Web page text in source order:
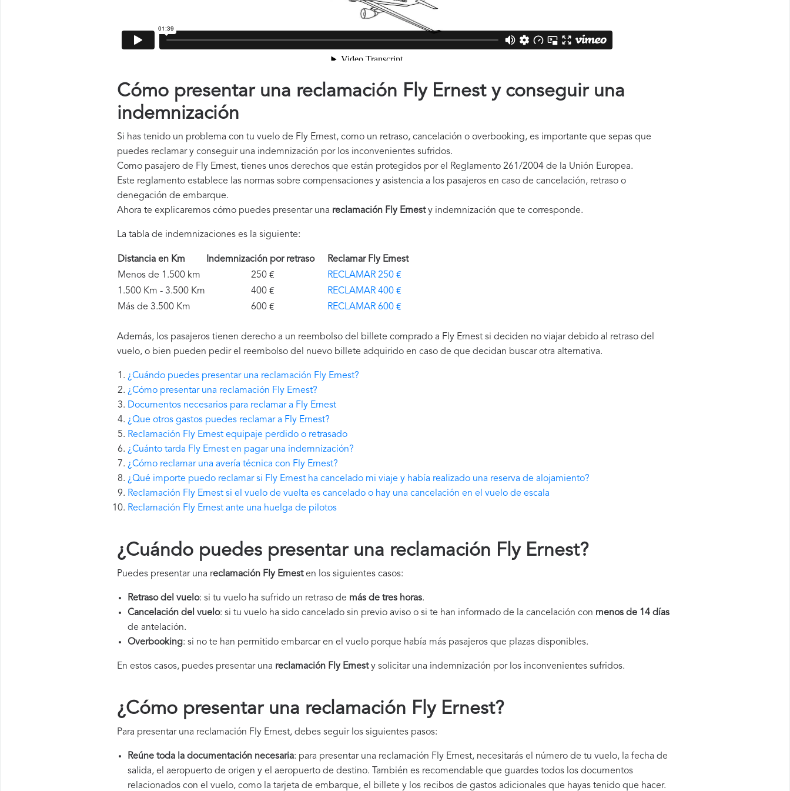
Cómo presentar una reclamación Fly Ernest y conseguir una
indemnización
Si has tenido un problema con tu vuelo de Fly Ernest, como un retraso, cancelación o overbooking, es importante que sepas que
puedes reclamar y conseguir una indemnización por los inconvenientes sufridos.
Como pasajero de Fly Ernest, tienes unos derechos que están protegidos por el Reglamento 261/2004 de la Unión Europea.
Este reglamento establece las normas sobre compensaciones y asistencia a los pasajeros en caso de cancelación, retraso o
denegación de embarque.
Ahora te explicaremos cómo puedes presentar una reclamación Fly Ernesty indemnización que te corresponde.
La tabla de indemnizaciones es la siguiente:
Distancia en Km Indemnización por retraso
Reclamar Fly Ernest
Menos de 1.500 km
250 €
RECLAMAR 250 €
1.500 Km - 3.500 Km
400 €
RECLAMAR 400 €
Más de 3.500 Km
600 € RECLAMAR 600 €
Además, los pasajeros tienen derecho a un reembolso del billete comprado a Fly Ernest si deciden no viajar debido al retraso del
vuelo, o bien pueden pedir el reembolso del nuevo billete adquirido en caso de que decidan buscar otra alternativa.
¿Cuándo puedes presentar una reclamación Fly Ernest?
¿Cómo presentar una reclamación Fly Ernest?
Documentos necesarios para reclamar a Fly Ernest
¿Que otros gastos puedes reclamar a Fly Ernest?
Reclamación Fly Ernest equipaje perdido o retrasado
¿Cuánto tarda Fly Ernest en pagar una indemnización?
¿Cómo reclamar una avería técnica con Fly Ernest?
¿Qué importe puedo reclamar si Fly Ernest ha cancelado mi viaje y había realizado una reserva de alojamiento?
Reclamación Fly Ernest si el vuelo de vuelta es cancelado o hay una cancelación en el vuelo de escala
Reclamación Fly Ernest ante una huelga de pilotos
¿Cuándo puedes presentar una reclamación Fly Ernest?
Puedes presentar una reclamación Fly Ernesten los siguientes casos:
Retraso del vuelo: si tu vuelo ha sufrido un retraso de más de tres horas.
Cancelación del vuelo: si tu vuelo ha sido cancelado sin previo aviso o si te han informado de la cancelación con menos de 14 días
de antelación.
Overbooking: si no te han permitido embarcar en el vuelo porque había más pasajeros que plazas disponibles.
En estos casos, puedes presentar una reclamación Fly Ernest​y solicitar una indemnización por los inconvenientes sufridos.
¿Cómo presentar una reclamación Fly Ernest?
Para presentar una reclamación Fly Ernest, debes seguir los siguientes pasos:
Reúne toda la documentación necesaria: para presentar una reclamación Fly Ernest, necesitarás el número de tu vuelo, la fecha de
salida, el aeropuerto de origen y el aeropuerto de destino. También es recomendable que guardes todos los documentos
relacionados con el vuelo, como la tarjeta de embarque, el billete y los recibos de gastos adicionales que hayas tenido que hacer.